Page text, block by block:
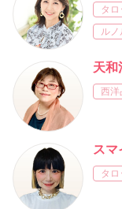
タロ
ルノ
天和
西洋
スマ
タロ